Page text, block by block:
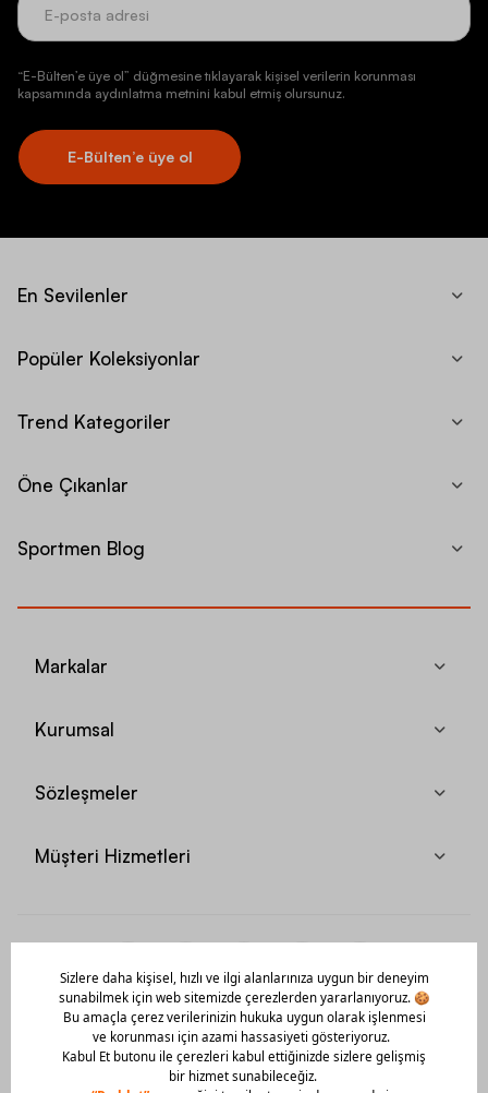
“E-Bülten’e üye ol” düğmesine tıklayarak kişisel verilerin korunması
kapsamında aydınlatma metnini kabul etmiş olursunuz.
E-Bülten’e üye ol
En Sevilenler
Popüler Koleksiyonlar
Trend Kategoriler
Öne Çıkanlar
Sportmen Blog
Markalar
Kurumsal
Sözleşmeler
Müşteri Hizmetleri
Mobil Uygulamamızı Hemen İndir!